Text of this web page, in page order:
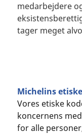
medarbejdere
tager meget
Michelins
Vores etiske
koncernens
for alle